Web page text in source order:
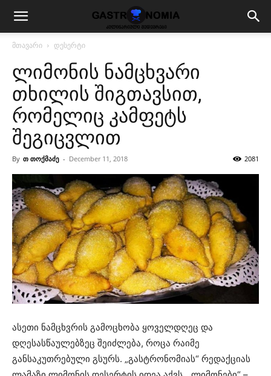
მთავარი დესერტი
ლიმონის ნამცხვარი
თხილის შიგთავსით,
რომელიც კამფეტს
შეგიცვლით
By თ თოქმაძე - December 11, 2018 2081
ასეთი ნამცხვრის გამოცხობა ყოველდღეც და
დღესასწაულებზეც შეიძლება, როცა რაიმე
განსაკუთრებული გსურს. „გასტრონომიას“ რედაქციას